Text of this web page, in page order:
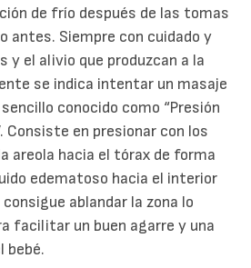
de frío después de las tomas
antes. Siempre con cuidado y
y el alivio que produzcan a la
se indica intentar un masaje
conocido como “Presión
Consiste en presionar con los
areola hacia el tórax de forma
edematoso hacia el interior
ablandar la zona lo
facilitar un buen agarre y una
bebé.